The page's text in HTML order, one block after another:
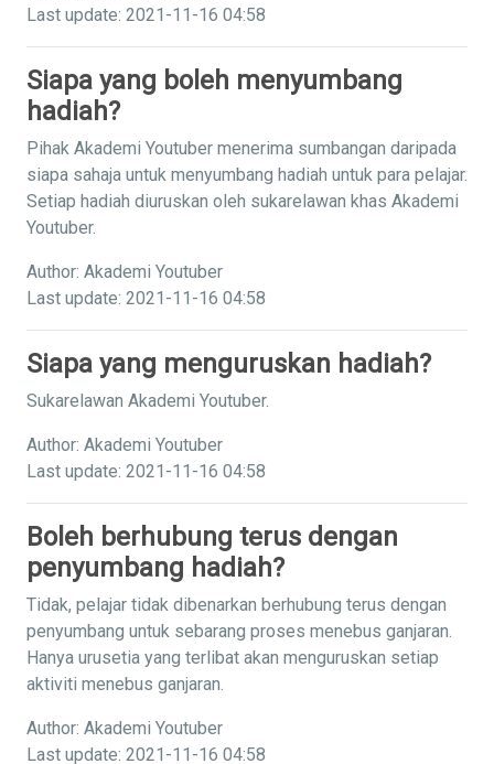
Last update: 2021-11-16 04:58
Siapa yang boleh menyumbang
hadiah?
Pihak Akademi Youtuber menerima sumbangan daripada
siapa sahaja untuk menyumbang hadiah untuk para pelajar.
Setiap hadiah diuruskan oleh sukarelawan khas Akademi
Youtuber.
Author: Akademi Youtuber
Last update: 2021-11-16 04:58
Siapa yang menguruskan hadiah?
Sukarelawan Akademi Youtuber.
Author: Akademi Youtuber
Last update: 2021-11-16 04:58
Boleh berhubung terus dengan
penyumbang hadiah?
Tidak, pelajar tidak dibenarkan berhubung terus dengan
penyumbang untuk sebarang proses menebus ganjaran.
Hanya urusetia yang terlibat akan menguruskan setiap
aktiviti menebus ganjaran.
Author: Akademi Youtuber
Last update: 2021-11-16 04:58